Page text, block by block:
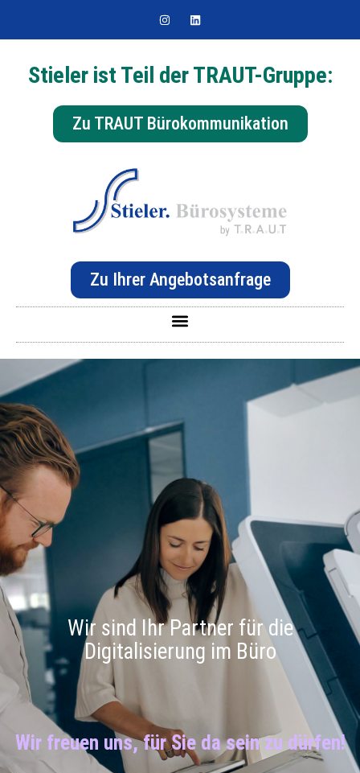
Stieler ist Teil der TRAUT-Gruppe:
Zu TRAUT Bürokommunikation
Zu Ihrer Angebotsanfrage
Wir sind Ihr Partner für die
Digitalisierung im Büro
Wir freuen uns, für Sie da sein zu dürfen!